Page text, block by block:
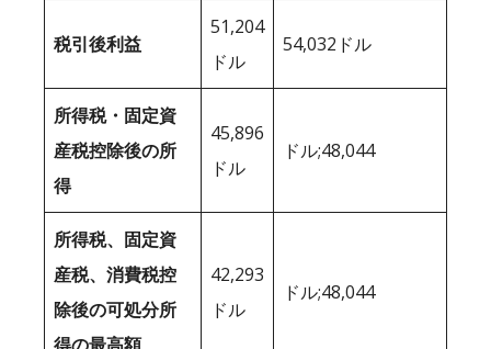
税引後利益
51,204
ドル
54,032ドル
所得税・固定資
産税控除後の所
得
45,896
ドル
ドル;48,044
所得税、固定資
産税、消費税控
除後の可処分所
42,293
ドル
ドル;48,044